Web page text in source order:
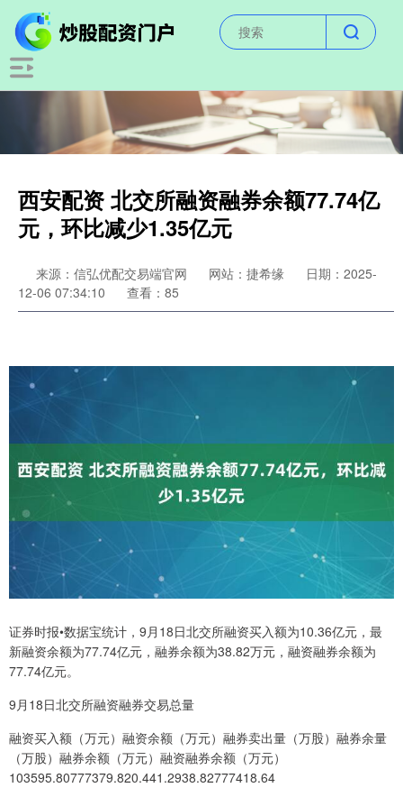
西安配资 北交所融资融券余额77.74亿
元，环比减少1.35亿元
来源：信弘优配交易端官网 网站：捷希缘
日期：2025-
12-06 07:34:10
查看：85
证券时报•数据宝统计，9月18日北交所融资买入额为10.36亿元，最
新融资余额为77.74亿元，融券余额为38.82万元，融资融券余额为
77.74亿元。
9月18日北交所融资融券交易总量
融资买入额（万元）融资余额（万元）融券卖出量（万股）融券余量
（万股）融券余额（万元）融资融券余额（万元）
103595.80777379.820.441.2938.82777418.64